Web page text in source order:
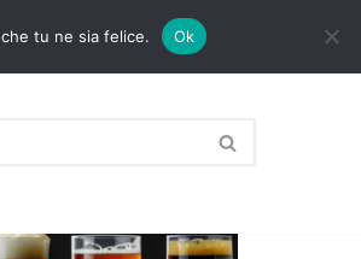
tu ne sia felice. Ok